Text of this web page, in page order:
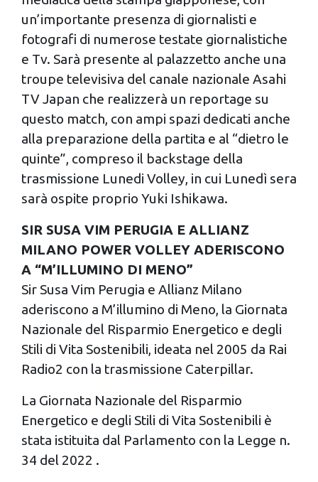
dalla Dichiarazione sui cookie.
Utilizziamo i cookie per personalizzare contenuti ed
annunci, per fornire funzionalità dei social media e per
analizzare il nostro traffico. Condividiamo inoltre
informazioni sul modo in cui utilizzi il nostro sito con i
nostri partner che si occupano di analisi dei dati web,
pubblicità e social media, i quali potrebbero combinarle
con altre informazioni che hai fornito loro o che hanno
raccolto dal tuo utilizzo dei loro servizi.
un’importante presenza di giornalisti e
fotografi di numerose testate giornalistiche
e Tv. Sarà presente al palazzetto anche una
troupe televisiva del canale nazionale Asahi
TV Japan che realizzerà un reportage su
questo match, con ampi spazi dedicati anche
alla preparazione della partita e al “dietro le
quinte”, compreso il backstage della
trasmissione Lunedi Volley, in cui Lunedì sera
sarà ospite proprio Yuki Ishikawa.
SIR SUSA VIM PERUGIA E ALLIANZ
MILANO POWER VOLLEY ADERISCONO
A “M’ILLUMINO DI MENO”
Sir Susa Vim Perugia e Allianz Milano
aderiscono a M’illumino di Meno, la Giornata
Nazionale del Risparmio Energetico e degli
Stili di Vita Sostenibili, ideata nel 2005 da Rai
Radio2 con la trasmissione Caterpillar.
La Giornata Nazionale del Risparmio
Energetico e degli Stili di Vita Sostenibili è
stata istituita dal Parlamento con la Legge n.
34 del 2022 .